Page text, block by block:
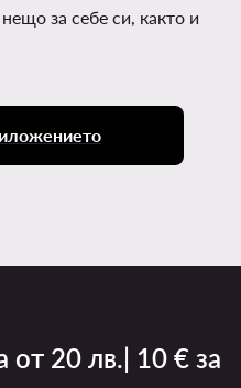
за себе си, както и
от 20 лв.| 10 € за